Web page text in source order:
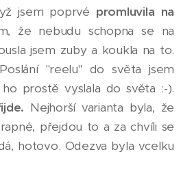
jsem poprvé promluvila na
že nebudu schopna se na
jsem zuby a koukla na to.
"reelu" do světa jsem
prostě vyslala do světa :-).
Nejhorší varianta byla, že
přejdou to a za chvíli se
hotovo. Odezva byla vcelku